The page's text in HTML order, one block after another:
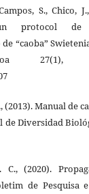
S., Chico,
protocol de
“caoba”
27(1),
(2013). Manual de
de Diversidad
C., (2020).
de Pesquisa